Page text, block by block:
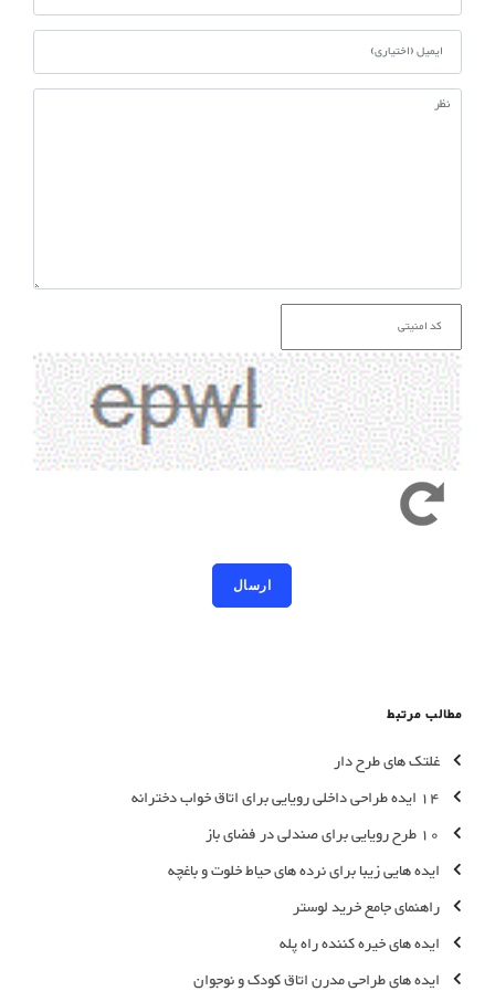
مطالب مرتبط
غلتک های طرح دار
14 ایده طراحی داخلی رویایی برای اتاق خواب دخترانه
10 طرح رویایی برای صندلی در فضای باز
ایده هایی زیبا برای نرده های حیاط خلوت و باغچه
راهنمای جامع خرید لوستر
ایده های خیره کننده راه پله
ایده های طراحی مدرن اتاق کودک و نوجوان